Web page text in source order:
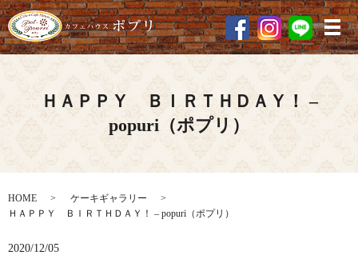
メ
ＨＡＰＰＹ ＢＩＲＴＨＤＡＹ！ –
popuri（ポプリ）
HOME
ケーキギャラリー
ＨＡＰＰＹ ＢＩＲＴＨＤＡＹ！ – popuri（ポプリ）
2020/12/05